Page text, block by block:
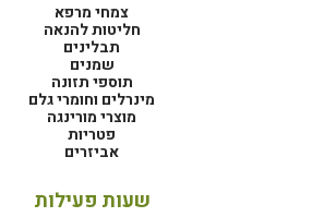
צמחי מרפא
חליטות להנאה
תבלינים
שמנים
תוספי תזונה
מינרלים וחומרי גלם
מוצרי מורינגה
פטריות
אביזרים
שעות פעילות